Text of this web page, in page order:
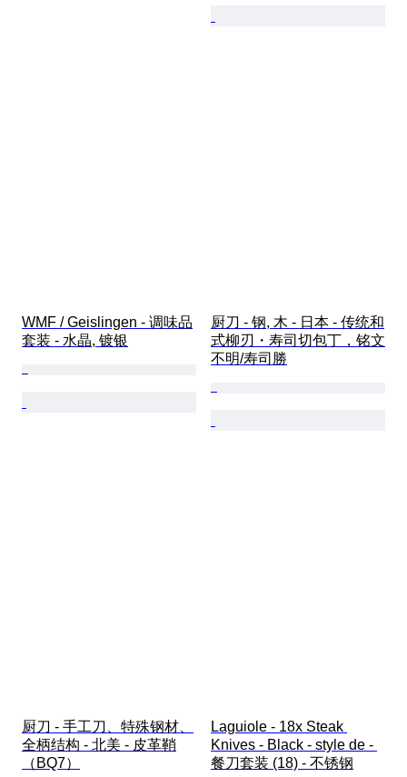
WMF / Geislingen - 调味品
套装 - 水晶, 镀银
厨刀 - 钢, 木 - 日本 - 传统和
式柳刃・寿司切包丁，铭文
不明/寿司勝
厨刀 - 手工刀、特殊钢材、
全柄结构 - 北美 - 皮革鞘
（BQ7）
Laguiole - 18x Steak
Knives - Black - style de -
餐刀套装 (18) - 不锈钢